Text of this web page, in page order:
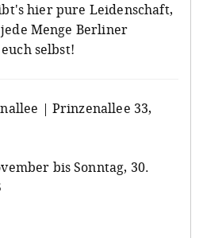
hier pure Leidenschaft,
Menge Berliner
selbst!
| Prinzenallee 33,
bis Sonntag, 30.